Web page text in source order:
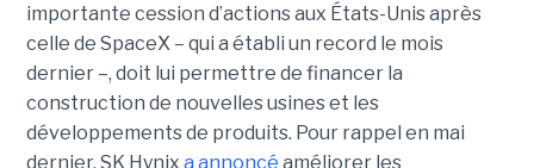
importante cession d’actions aux États-Unis après
celle de SpaceX – qui a établi un record le mois
dernier –, doit lui permettre de financer la
construction de nouvelles usines et les
développements de produits. Pour rappel en mai
dernier, SK Hynix a annoncé améliorer les